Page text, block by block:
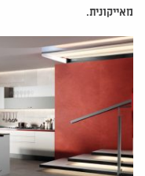
מאייקונית.